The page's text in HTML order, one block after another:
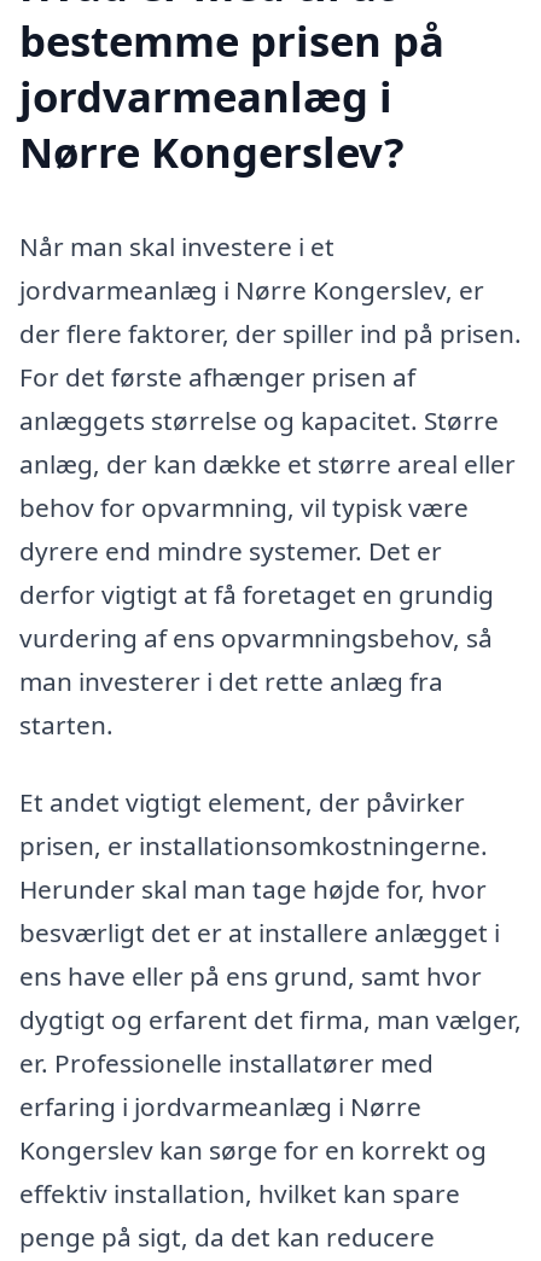
bestemme prisen på
jordvarmeanlæg i
Nørre Kongerslev?
Når man skal investere i et
jordvarmeanlæg i Nørre Kongerslev, er
der flere faktorer, der spiller ind på prisen.
For det første afhænger prisen af
anlæggets størrelse og kapacitet. Større
anlæg, der kan dække et større areal eller
behov for opvarmning, vil typisk være
dyrere end mindre systemer. Det er
derfor vigtigt at få foretaget en grundig
vurdering af ens opvarmningsbehov, så
man investerer i det rette anlæg fra
starten.
Et andet vigtigt element, der påvirker
prisen, er installationsomkostningerne.
Herunder skal man tage højde for, hvor
besværligt det er at installere anlægget i
ens have eller på ens grund, samt hvor
dygtigt og erfarent det firma, man vælger,
er. Professionelle installatører med
erfaring i jordvarmeanlæg i Nørre
Kongerslev kan sørge for en korrekt og
effektiv installation, hvilket kan spare
penge på sigt, da det kan reducere